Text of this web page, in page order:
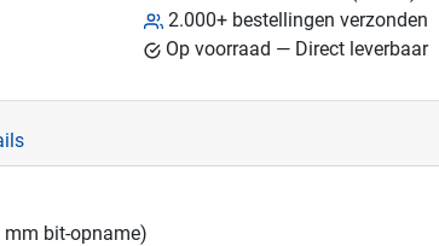
2.000+ bestellingen verzonden
Op voorraad — Direct leverbaar
bit-opname)